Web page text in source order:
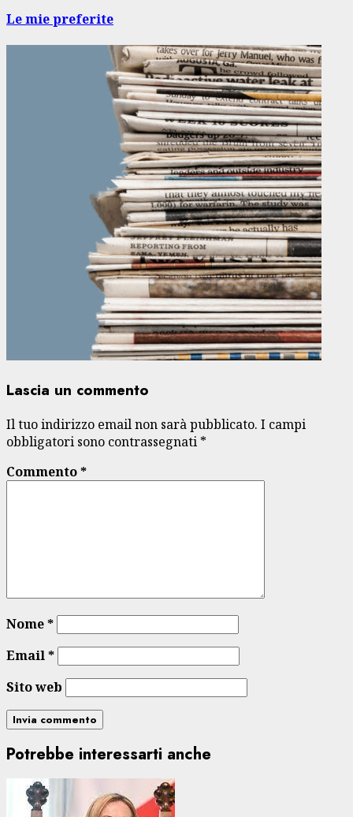
Le mie preferite
Lascia un commento
Il tuo indirizzo email non sarà pubblicato. I campi
obbligatori sono contrassegnati *
Commento*
Nome*
Email*
Sito web
Potrebbe interessarti anche